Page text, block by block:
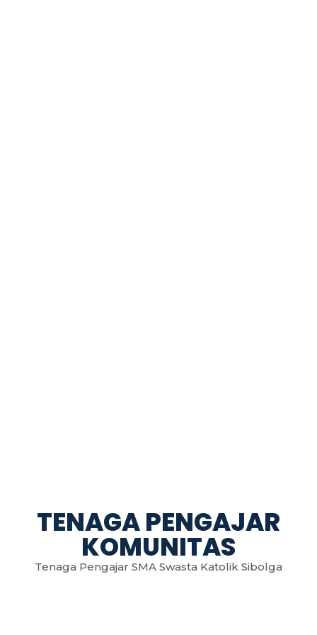
TENAGA PENGAJAR
KOMUNITAS
Tenaga Pengajar SMA Swasta Katolik Sibolga